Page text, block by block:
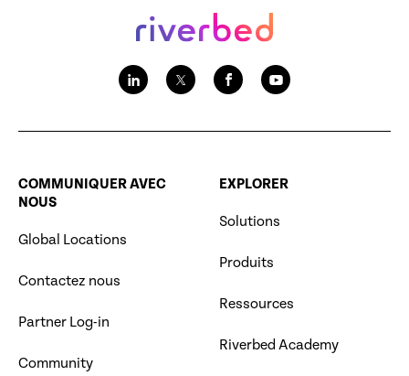
COMMUNIQUER AVEC
NOUS
Global Locations
Contactez nous
Partner Log-in
Community
EXPLORER
Solutions
Produits
Ressources
Riverbed Academy